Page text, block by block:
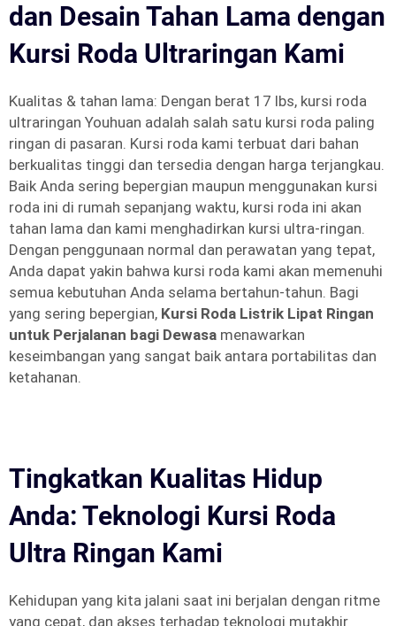
dan Desain Tahan Lama dengan
Kursi Roda Ultraringan Kami
Kualitas & tahan lama: Dengan berat 17 lbs, kursi roda
ultraringan Youhuan adalah salah satu kursi roda paling
ringan di pasaran. Kursi roda kami terbuat dari bahan
berkualitas tinggi dan tersedia dengan harga terjangkau.
Baik Anda sering bepergian maupun menggunakan kursi
roda ini di rumah sepanjang waktu, kursi roda ini akan
tahan lama dan kami menghadirkan kursi ultra-ringan.
Dengan penggunaan normal dan perawatan yang tepat,
Anda dapat yakin bahwa kursi roda kami akan memenuhi
semua kebutuhan Anda selama bertahun-tahun. Bagi
yang sering bepergian, Kursi Roda Listrik Lipat Ringan
untuk Perjalanan bagi Dewasa menawarkan
keseimbangan yang sangat baik antara portabilitas dan
ketahanan.
Tingkatkan Kualitas Hidup
Anda: Teknologi Kursi Roda
Ultra Ringan Kami
Kehidupan yang kita jalani saat ini berjalan dengan ritme
yang cepat, dan akses terhadap teknologi mutakhir